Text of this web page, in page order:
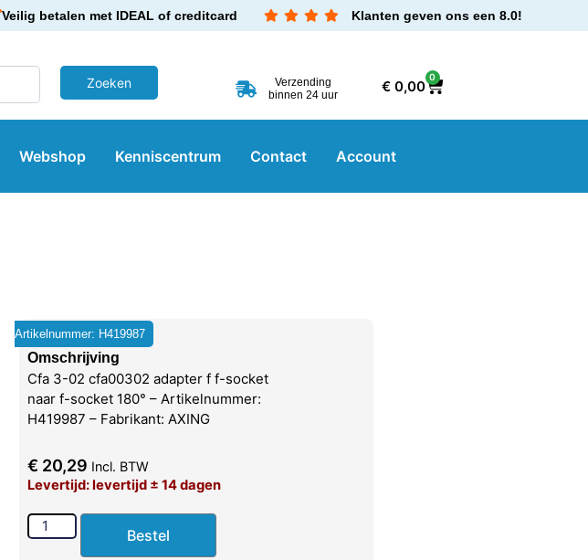
Veilig betalen met IDEAL of creditcard Klanten geven ons een 8.0!
Verzending
binnen 24 uur
€0,00
0
Webshop Kenniscentrum Contact Account
Artikelnummer: H419987
Omschrijving
Cfa 3-02 cfa00302 adapter f f-socket
naar f-socket 180° – Artikelnummer:
H419987 – Fabrikant: AXING
€ 20,29 Incl. BTW
Levertijd: levertijd ± 14 dagen
Bestel